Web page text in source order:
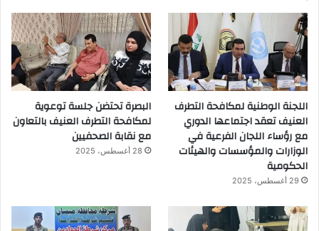
اللجنة الوطنية لمكافحة التطرف
العنيف تعقد اجتماعها الدوري
مع رؤساء اللجان الفرعية في
الوزارات والمؤسسات والهيئات
الحكومية
29 أغسطس، 2025
البصرة تحتضن جلسة توعوية
لمكافحة التطرف العنيف بالتعاون
مع نقابة الصحفيين
28 أغسطس، 2025